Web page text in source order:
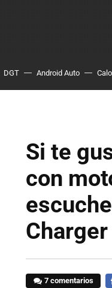
DGT Android Auto
Si te
con
7 comentarios